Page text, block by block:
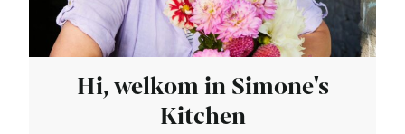
Hi, welkom in Simone's
Kitchen